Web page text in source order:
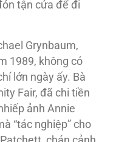
tận cửa để đi
Grynbaum,
1989, không có
lớn ngày ấy. Bà
Fair, đã chi tiền
ảnh Annie
“tác nghiệp” cho